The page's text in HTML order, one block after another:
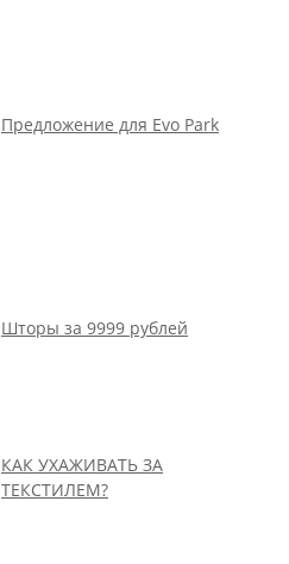
Предложение для Evo Park
Шторы за 9999 рублей
КАК УХАЖИВАТЬ ЗА
ТЕКСТИЛЕМ?